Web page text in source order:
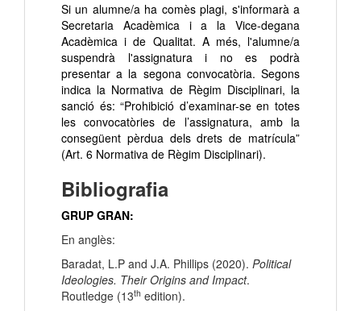
Si un alumne/a ha comès plagi, s'informarà a
Secretaria Acadèmica i a la Vice-degana
Acadèmica i de Qualitat. A més, l'alumne/a
suspendrà l'assignatura i no es podrà
presentar a la segona convocatòria. Segons
indica la Normativa de Règim Disciplinari, la
sanció és: “Prohibició d’examinar-se en totes
les convocatòries de l’assignatura, amb la
consegüent pèrdua dels drets de matrícula”
(Art. 6 Normativa de Règim Disciplinari).
Bibliografia
GRUP GRAN:
En anglès:
Baradat, L.P and J.A. Phillips (2020). Political
Ideologies. Their Origins and Impact.
Routledge (13th edition).